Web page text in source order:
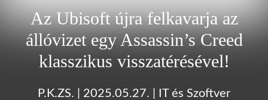
Az Ubisoft újra felkavarja az
állóvizet egy Assassin’s Creed
klasszikus visszatérésével!
P.K.ZS. 2025.05.27. IT és Szoftver